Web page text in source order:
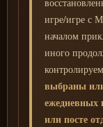
игре/игре с
началом
иного
выбраны
ежедневных
или посте